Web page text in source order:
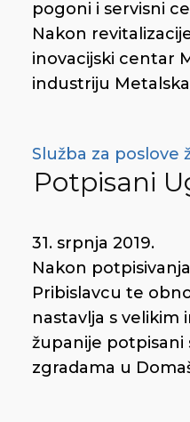
pogoni i servisni
Nakon
inovacijski centar
industriju
Služba za poslove
Potpisani
31. srpnja 2019.
Nakon
Pribislavcu te
nastavlja s velikim
županije potpisani
zgradama u